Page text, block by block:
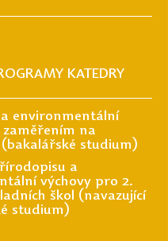
KATEDRY
environmentální
zaměřením na
studium)
a
výchovy pro 2.
škol (navazující
studium)